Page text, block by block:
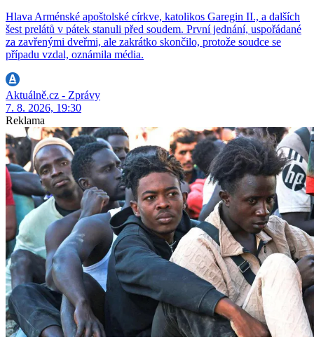
Hlava Arménské apoštolské církve, katolikos Garegin II., a dalších
šest prelátů v pátek stanuli před soudem. První jednání, uspořádané
za zavřenými dveřmi, ale zakrátko skončilo, protože soudce se
případu vzdal, oznámila média.
Aktuálně.cz - Zprávy
7. 8. 2026, 19:30
Reklama